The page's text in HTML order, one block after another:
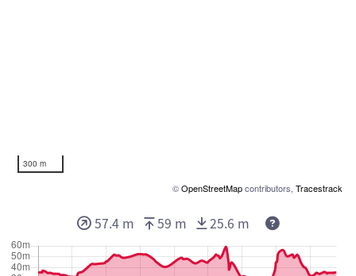
300 m
©OpenStreetMapcontributors, Tracestrack
57.4 m 59 m 25.6 m